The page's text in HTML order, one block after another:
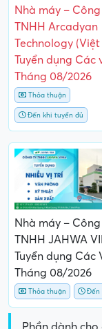
Nhà máy –
TNHH Arcadyan
Technology (Việt
Tuyển dụng Các
Tháng 08/2026
Thỏa thuận
Đến khi tuyển đủ
Nhà máy –
TNHH JAHWA
Tuyển dụng Các
Tháng 08/2026
Thỏa thuận Đến